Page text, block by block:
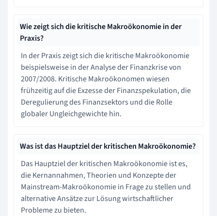
Wie zeigt sich die kritische Makroökonomie in der
Praxis?
In der Praxis zeigt sich die kritische Makroökonomie
beispielsweise in der Analyse der Finanzkrise von
2007/2008. Kritische Makroökonomen wiesen
frühzeitig auf die Exzesse der Finanzspekulation, die
Deregulierung des Finanzsektors und die Rolle
globaler Ungleichgewichte hin.
Was ist das Hauptziel der kritischen Makroökonomie?
Das Hauptziel der kritischen Makroökonomie ist es,
die Kernannahmen, Theorien und Konzepte der
Mainstream-Makroökonomie in Frage zu stellen und
alternative Ansätze zur Lösung wirtschaftlicher
Probleme zu bieten.